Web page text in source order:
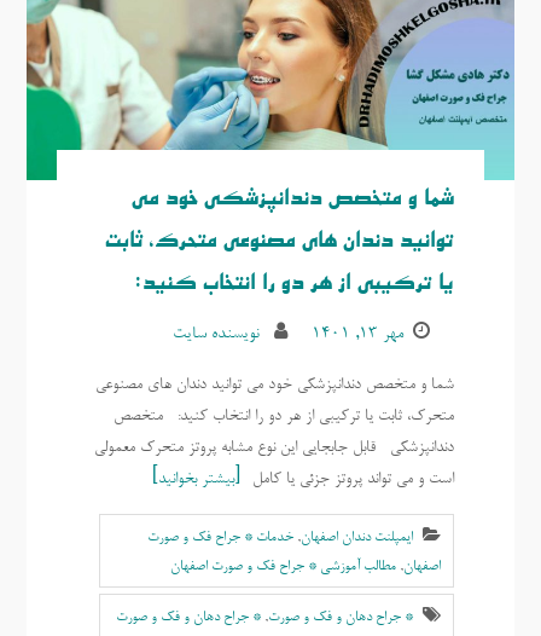
شما و متخصص دندانپزشکی خود می
توانید دندان های مصنوعی متحرک، ثابت
یا ترکیبی از هر دو را انتخاب کنید:
مهر ۱۳, ۱۴۰۱ نویسنده سایت
شما و متخصص دندانپزشکی خود می توانید دندان های مصنوعی
متحرک، ثابت یا ترکیبی از هر دو را انتخاب کنید: متخصص
دندانپزشکی قابل جابجایی این نوع مشابه پروتز متحرک معمولی
است و می تواند پروتز جزئی یا کامل
بیشتر بخوانید
ایمپلنت دندان اصفهان, خدمات * جراح فک و صورت
اصفهان, مطالب آموزشی * جراح فک و صورت اصفهان
* جراح دهان و فک و صورت, * جراح دهان و فک و صورت